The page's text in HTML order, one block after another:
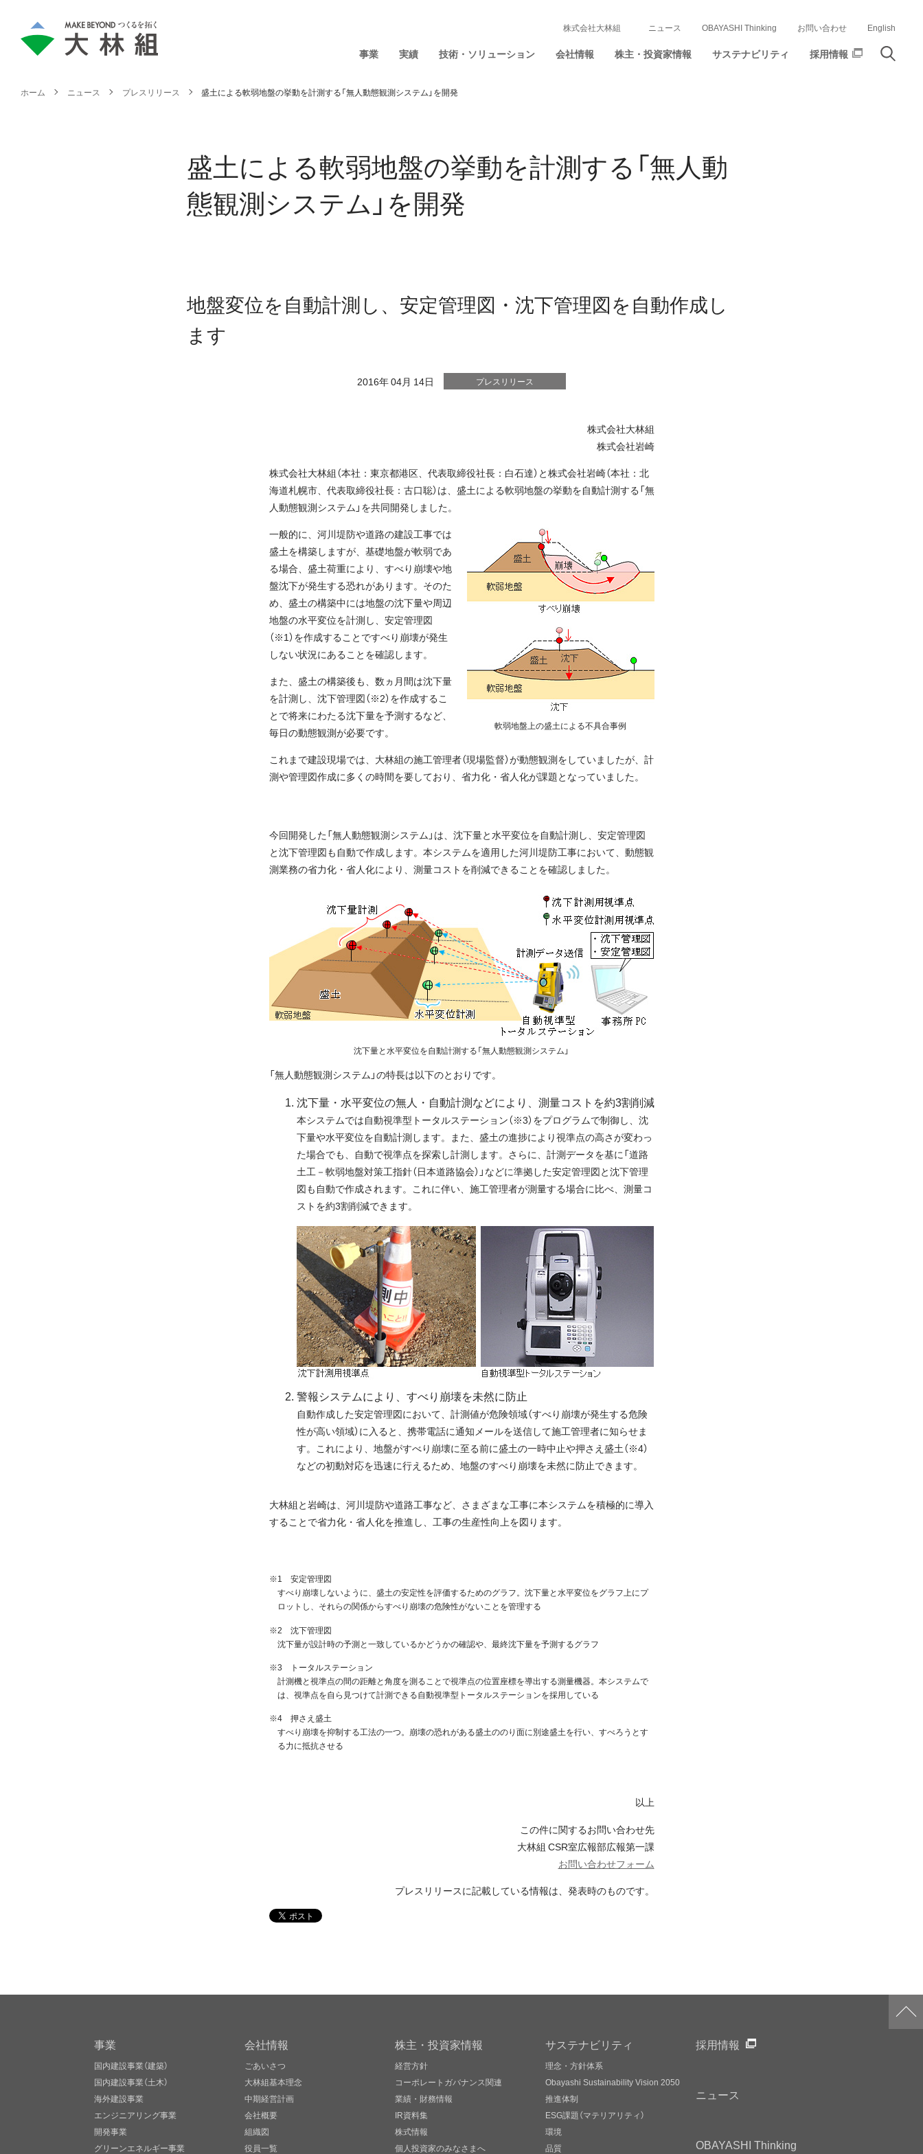
事業 実績 技術・ソリューション 会社情報 株主・投資家情報 サステナビリティ 採用情報
株式会社大林組 ニュース OBAYASHI Thinking お問い合わせ English
ホーム ニュース プレスリリース 盛土による軟弱地盤の挙動を計測する「無人動態観測システム」を開発
盛土による軟弱地盤の挙動を計測する「無人動
態観測システム」を開発
地盤変位を自動計測し、安定管理図・沈下管理図を自動作成し
ます
2016年 04月 14日 プレスリリース
株式会社大林組
株式会社岩崎
株式会社大林組（本社：東京都港区、代表取締役社長：白石達）と株式会社岩崎（本社：北
海道札幌市、代表取締役社長：古口聡）は、盛土による軟弱地盤の挙動を自動計測する「無
人動態観測システム」を共同開発しました。
軟弱地盤上の盛土による不具合事例
一般的に、河川堤防や道路の建設工事では
盛土を構築しますが、基礎地盤が軟弱であ
る場合、盛土荷重により、すべり崩壊や地
盤沈下が発生する恐れがあります。そのた
め、盛土の構築中には地盤の沈下量や周辺
地盤の水平変位を計測し、安定管理図
（※1）を作成することですべり崩壊が発生
しない状況にあることを確認します。
また、盛土の構築後も、数ヵ月間は沈下量
を計測し、沈下管理図（※2）を作成するこ
とで将来にわたる沈下量を予測するなど、
毎日の動態観測が必要です。
これまで建設現場では、大林組の施工管理者（現場監督）が動態観測をしていましたが、計
測や管理図作成に多くの時間を要しており、省力化・省人化が課題となっていました。
今回開発した「無人動態観測システム」は、沈下量と水平変位を自動計測し、安定管理図
と沈下管理図も自動で作成します。本システムを適用した河川堤防工事において、動態観
測業務の省力化・省人化により、測量コストを削減できることを確認しました。
沈下量と水平変位を自動計測する「無人動態観測システム」
「無人動態観測システム」の特長は以下のとおりです。
沈下量・水平変位の無人・自動計測などにより、測量コストを約3割削減
本システムでは自動視準型トータルステーション（※3）をプログラムで制御し、沈
下量や水平変位を自動計測します。また、盛土の進捗により視準点の高さが変わっ
た場合でも、自動で視準点を探索し計測します。さらに、計測データを基に「道路
土工－軟弱地盤対策工指針（日本道路協会）」などに準拠した安定管理図と沈下管理
図も自動で作成されます。これに伴い、施工管理者が測量する場合に比べ、測量コ
ストを約3割削減できます。
警報システムにより、すべり崩壊を未然に防止
自動作成した安定管理図において、計測値が危険領域（すべり崩壊が発生する危険
性が高い領域）に入ると、携帯電話に通知メールを送信して施工管理者に知らせま
す。これにより、地盤がすべり崩壊に至る前に盛土の一時中止や押さえ盛土（※4）
などの初動対応を迅速に行えるため、地盤のすべり崩壊を未然に防止できます。
大林組と岩崎は、河川堤防や道路工事など、さまざまな工事に本システムを積極的に導入
することで省力化・省人化を推進し、工事の生産性向上を図ります。
※1 安定管理図
すべり崩壊しないように、盛土の安定性を評価するためのグラフ。沈下量と水平変位をグラフ上にプ
ロットし、それらの関係からすべり崩壊の危険性がないことを管理する
※2 沈下管理図
沈下量が設計時の予測と一致しているかどうかの確認や、最終沈下量を予測するグラフ
※3 トータルステーション
計測機と視準点の間の距離と角度を測ることで視準点の位置座標を導出する測量機器。本システムで
は、視準点を自ら見つけて計測できる自動視準型トータルステーションを採用している
※4 押さえ盛土
すべり崩壊を抑制する工法の一つ。崩壊の恐れがある盛土ののり面に別途盛土を行い、すべろうとす
る力に抵抗させる
以上
この件に関するお問い合わせ先
大林組 CSR室広報部広報第一課
お問い合わせフォーム
プレスリリースに記載している情報は、発表時のものです。
事業
国内建設事業（建築）
国内建設事業（土木）
海外建設事業
エンジニアリング事業
開発事業
グリーンエネルギー事業
会社情報
ごあいさつ
大林組基本理念
中期経営計画
会社概要
組織図
役員一覧
株主・投資家情報
経営方針
コーポレートガバナンス関連
業績・財務情報
IR資料集
株式情報
個人投資家のみなさまへ
サステナビリティ
理念・方針体系
Obayashi Sustainability Vision 2050
推進体制
ESG課題（マテリアリティ）
環境
品質
採用情報
ニュース
OBAYASHI Thinking